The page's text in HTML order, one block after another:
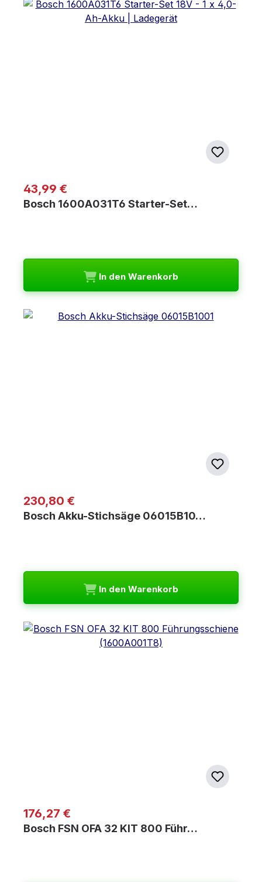
Regulärer Preis:
43,99 €
Bosch 1600A031T6 Starter-Set…
In den Warenkorb
Regulärer Preis:
230,80 €
Bosch Akku-Stichsäge 06015B10…
In den Warenkorb
Regulärer Preis:
176,27 €
Bosch FSN OFA 32 KIT 800 Führ…